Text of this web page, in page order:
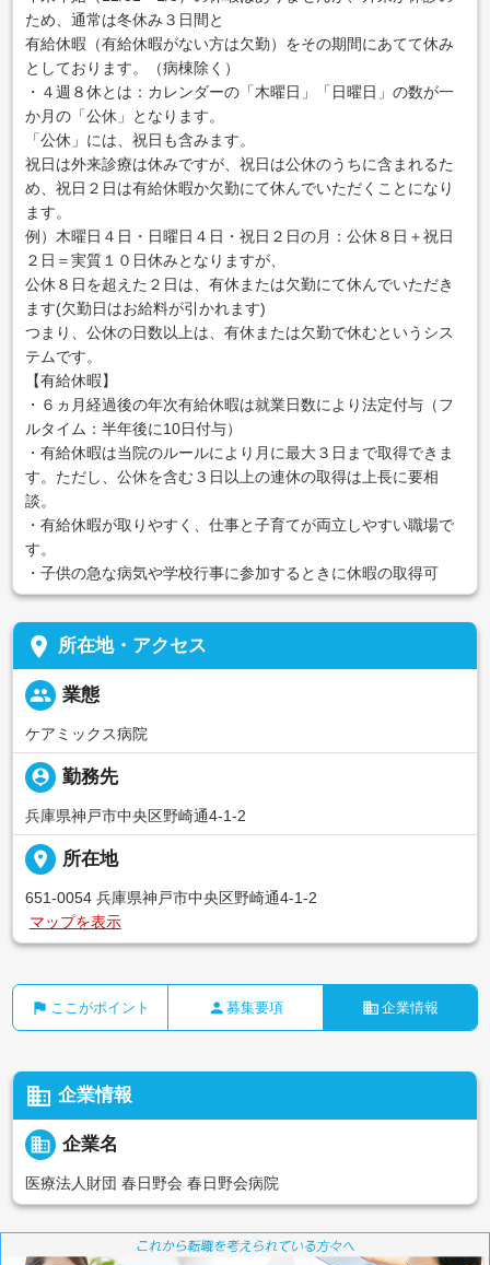
ため、通常は冬休み３日間と
有給休暇（有給休暇がない方は欠勤）をその期間にあてて休み
としております。（病棟除く）
・４週８休とは：カレンダーの「木曜日」「日曜日」の数が一
か月の「公休」となります。
「公休」には、祝日も含みます。
祝日は外来診療は休みですが、祝日は公休のうちに含まれるた
め、祝日２日は有給休暇か欠勤にて休んでいただくことになり
ます。
例）木曜日４日・日曜日４日・祝日２日の月：公休８日＋祝日
２日＝実質１０日休みとなりますが、
公休８日を超えた２日は、有休または欠勤にて休んでいただき
ます(欠勤日はお給料が引かれます)
つまり、公休の日数以上は、有休または欠勤で休むというシス
テムです。
【有給休暇】
・６ヵ月経過後の年次有給休暇は就業日数により法定付与（フ
ルタイム：半年後に10日付与）
・有給休暇は当院のルールにより月に最大３日まで取得できま
す。ただし、公休を含む３日以上の連休の取得は上長に要相
談。
・有給休暇が取りやすく、仕事と子育てが両立しやすい職場で
す。
・子供の急な病気や学校行事に参加するときに休暇の取得可
place 所在地・アクセス
people 業態
ケアミックス病院
person_pin 勤務先
兵庫県神戸市中央区野崎通4-1-2
place 所在地
651-0054 兵庫県神戸市中央区野崎通4-1-2
マップを表示
flag ここがポイント person 募集要項 business 企業情報
business 企業情報
business 企業名
医療法人財団 春日野会 春日野会病院